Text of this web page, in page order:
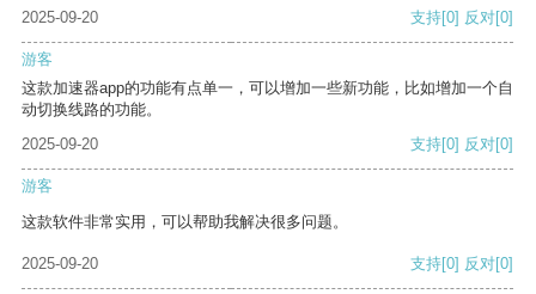
2025-09-20
支持[0] 反对[0]
游客
这款加速器app的功能有点单一，可以增加一些新功能，比如增加一个自
动切换线路的功能。
2025-09-20
支持[0] 反对[0]
游客
这款软件非常实用，可以帮助我解决很多问题。
2025-09-20 支持[0] 反对[0]